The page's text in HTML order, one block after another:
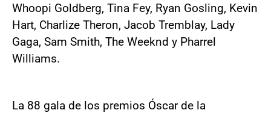
Whoopi Goldberg, Tina Fey, Ryan Gosling, Kevin
Hart, Charlize Theron, Jacob Tremblay, Lady
Gaga, Sam Smith, The Weeknd y Pharrel
Williams.
La 88 gala de los premios Óscar de la